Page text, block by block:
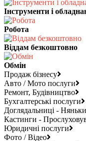
Інструменти і
Робота
Віддам безкоштовно
Обмін
Продаж бізнесу
Авто / Мото послуги
Ремонт, Будівництво
Бухгалтерські послуги
Доглядальниці - Няньки
Кастинги -
Юридичні послуги
Фото / Відео